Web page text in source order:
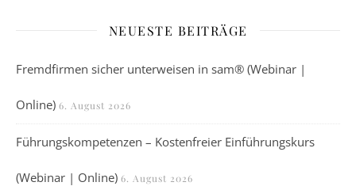
NEUESTE BEITRÄGE
Fremdfirmen sicher unterweisen in sam® (Webinar |
Online) 6. August 2026
Führungskompetenzen – Kostenfreier Einführungskurs
(Webinar | Online) 6. August 2026